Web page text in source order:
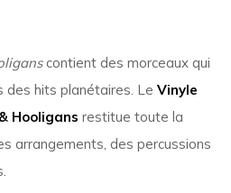
contient des morceaux qui
des hits planétaires. Le Vinyle
Hooligans restitue toute la
arrangements, des percussions